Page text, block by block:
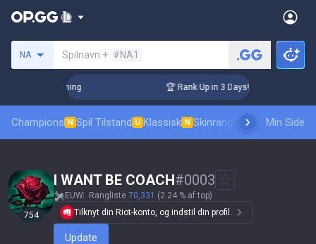
NA Spilnavn + #NA1
Coaching 🏆 Rank Up in 3 Days! Challenger
Champions N Spil Tilstand U Klassisk N Skinrangliste RangPro
Min Side
754
I WANT BE COACH#0003
EUW Rangliste 70,331 (2.24 % af top)
Tilknyt din Riot-konto, og indstil din profil.
Update